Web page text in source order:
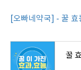
[오빠네약국] - 꿀 효
꿀